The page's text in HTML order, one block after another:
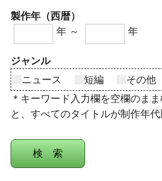
製作年（西暦）
年 ～
年
ジャンル
ニュース
短編
その他
＊キーワード入力欄を空欄のま
と、すべてのタイトルが制作年代